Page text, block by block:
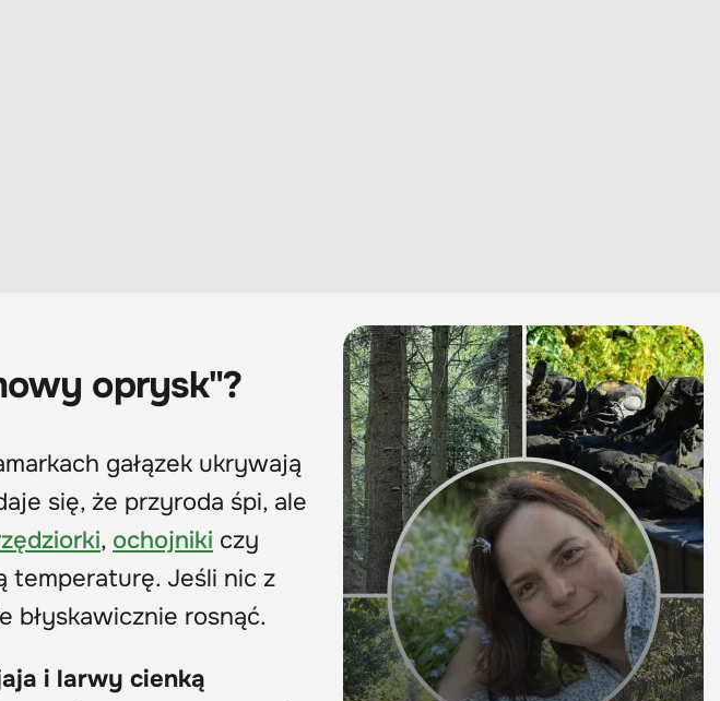
oprysk"?
gałązek ukrywają
się, że przyroda śpi, ale
, ochojniki czy
temperaturę. Jeśli nic z
błyskawicznie rosnąć.
i larwy cienką